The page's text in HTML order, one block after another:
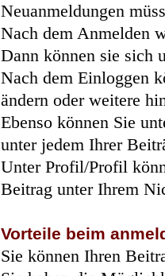
Neuanmeldungen
Nach dem Anmelden
Dann können sie sich
Nach dem Einloggen
ändern oder weitere
Ebenso können Sie
unter jedem Ihrer
Unter Profil/Profil
Beitrag unter Ihrem
Vorteile beim
Sie können Ihren